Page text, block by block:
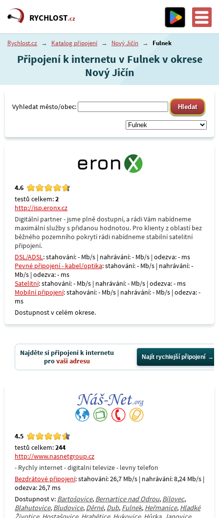
RYCHLOST.cz
Rychlost.cz → Katalog připojení → Nový Jičín → Fulnek
Připojení k internetu v Fulnek v okrese
Nový Jičín
Vyhledat město/obec:
4.6
testů celkem:2
http://isp.eronx.cz
Digitální partner - jsme plně dostupní, a rádi Vám nabídneme
maximální služby s přidanou hodnotou. Pro klienty z oblastí bez
běžného pozemního pokrytí rádi nabídneme stabilní satelitní
připojení.
DSL/ADSL: stahování: - Mb/s | nahrávání: - Mb/s | odezva: - ms
Pevné připojení - kabel/optika: stahování: - Mb/s | nahrávání: -
Mb/s | odezva: - ms
Satelitní: stahování: - Mb/s | nahrávání: - Mb/s | odezva: - ms
Mobilní připojení: stahování: - Mb/s | nahrávání: - Mb/s | odezva: -
ms
Dostupnost v celém okrese.
Najděte si připojení k internetu
provaši adresu Najít rychlejší připojení
4.5
testů celkem:244
http://www.nasnetgroup.cz
- Rychly internet - digitalni televize - levny telefon
Bezdrátové připojení: stahování: 26,7 Mb/s | nahrávání: 8,24 Mb/s |
odezva: 26,7 ms
Dostupnost v: Bartošovice, Bernartice nad Odrou, Bílovec,
Blahutovice, Bludovice, Děrné, Dub, Fulnek, Heřmanice, Hladké